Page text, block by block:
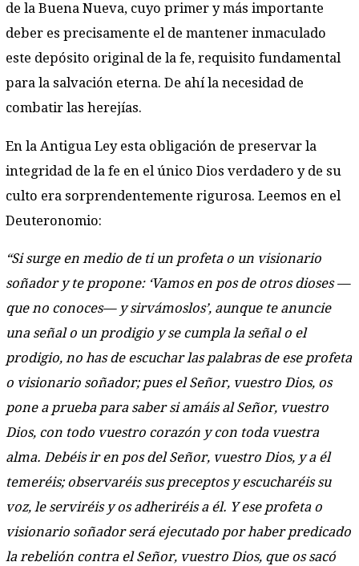
de la Buena Nueva, cuyo primer y más importante
deber es precisamente el de mantener inmaculado
este depósito original de la fe, requisito fundamental
para la salvación eterna. De ahí la necesidad de
combatir las herejías.
En la Antigua Ley esta obligación de preservar la
integridad de la fe en el único Dios verdadero y de su
culto era sorprendentemente rigurosa. Leemos en el
Deuteronomio:
“Si surge en medio de ti un profeta o un visionario
soñador y te propone: ‘Vamos en pos de otros dioses —
que no conoces— y sirvámoslos’, aunque te anuncie
una señal o un prodigio y se cumpla la señal o el
prodigio, no has de escuchar las palabras de ese profeta
o visionario soñador; pues el Señor, vuestro Dios, os
pone a prueba para saber si amáis al Señor, vuestro
Dios, con todo vuestro corazón y con toda vuestra
alma. Debéis ir en pos del Señor, vuestro Dios, y a él
temeréis; observaréis sus preceptos y escucharéis su
voz, le serviréis y os adheriréis a él. Y ese profeta o
visionario soñador será ejecutado por haber predicado
la rebelión contra el Señor, vuestro Dios, que os sacó